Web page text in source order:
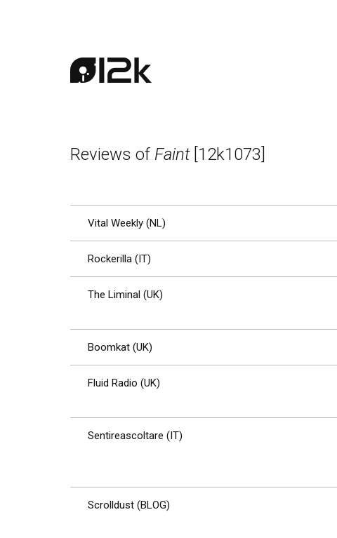
Reviews of Faint[12k1073]
Vital Weekly (NL)
Rockerilla (IT)
The Liminal (UK)
Boomkat (UK)
Fluid Radio (UK)
Sentireascoltare (IT)
Scrolldust (BLOG)